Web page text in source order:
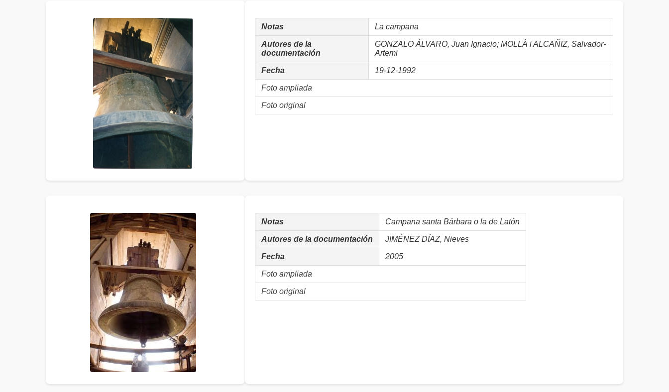
Notas La campana
Autores de la
documentación
GONZALO ÁLVARO, Juan Ignacio; MOLLÀ i ALCAÑIZ, Salvador-
Artemi
Fecha 19-12-1992
Foto ampliada
Foto original
Notas Campana santa Bárbara o la de Latón
Autores de la documentación JIMÉNEZ DÍAZ, Nieves
Fecha 2005
Foto ampliada
Foto original